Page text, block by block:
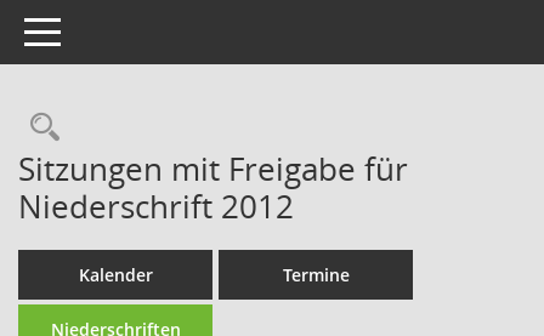
Toggle navigation
Rechercheauswahl
Sitzungen mit Freigabe für
Niederschrift 2012
Kalender Termine
Niederschriften